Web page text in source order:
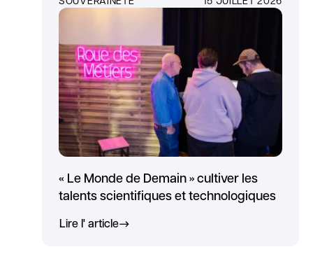
« Le Monde de Demain » cultiver les
talents scientifiques et technologiques
Lire l' article